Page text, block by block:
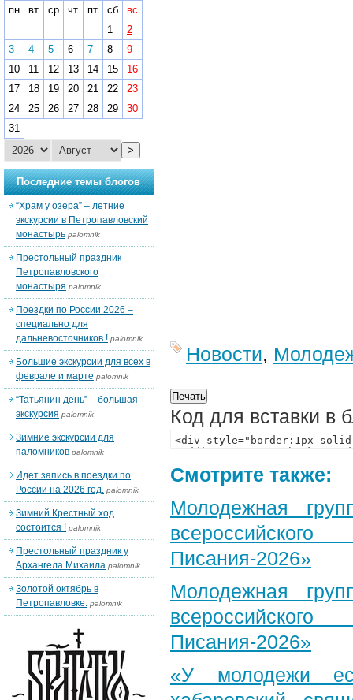
Новости,
Код для вставки в
Смотрите также:
Молодежная
Писания-2026»
Молодежная
Писания-2026»
«У молодежи
пн
вт ср чт пт сб
вс
1
2
3
4 5 6 7 8
9
10
11 12 13 14 15
16
17
18 19 20 21 22
23
24
25 26 27 28 29
30
31
>
Последние темы блогов
“Храм у озера” – летние
экскурсии в Петропавловский
монастырь palomnik
Престольный праздник
Петропавловского
монастыря palomnik
Поездки по России 2026 –
специально для
дальневосточников ! palomnik
Большие экскурсии для всех в
феврале и марте palomnik
“Татьянин день” – большая
экскурсия palomnik
Зимние экскурсии для
паломников palomnik
Идет запись в поездки по
России на 2026 год. palomnik
Зимний Крестный ход
состоится ! palomnik
Престольный праздник у
Архангела Михаила palomnik
Золотой октябрь в
Петропавловке. palomnik